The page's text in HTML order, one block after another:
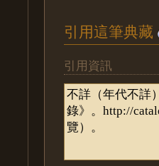
引用這筆典藏
引用資訊